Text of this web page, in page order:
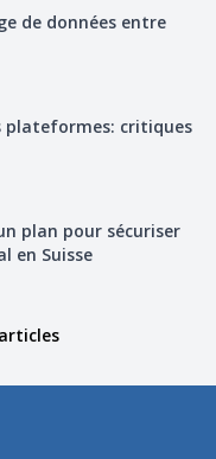
de données entre
plateformes: critiques
plan pour sécuriser
en Suisse